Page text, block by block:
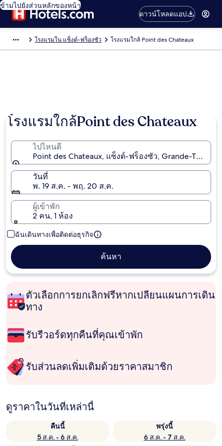
ข้ามไปยังส่วนหลักของหน้า
ดาวน์โหลดแอป
โรงแรมใน แซ็งต์-ฟร็องซัว โรงแรมใกล้ Point des Chateaux
โรงแรมใกล้Point des Chateaux
ไปไหนดี
Point des Chateaux, แซ็งต์-ฟร็องซัว, Grande-Terre, ก
วันที่
พ. 19 ส.ค. - พฤ. 20 ส.ค.
ผู้เข้าพัก
2 คน, 1 ห้อง
ฉันเดินทางเพื่อติดต่อธุรกิจ
ค้นหา
ตัวเลือกการยกเลิกฟรีหากเปลี่ยนแผนการเดิน
ทาง
รับรีวอร์ดทุกคืนที่คุณเข้าพัก
รับส่วนลดเพิ่มเติมด้วยราคาสมาชิก
ดูราคาในวันที่เหล่านี้
คืนนี้
5 ส.ค. - 6 ส.ค.
พรุ่งนี้
6 ส.ค. - 7 ส.ค.